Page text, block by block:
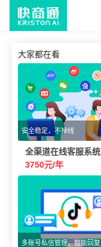
大家都在看
安全稳定，不掉线
全渠道在线客服系统
3750元/年
多账号私信管理，智能回复